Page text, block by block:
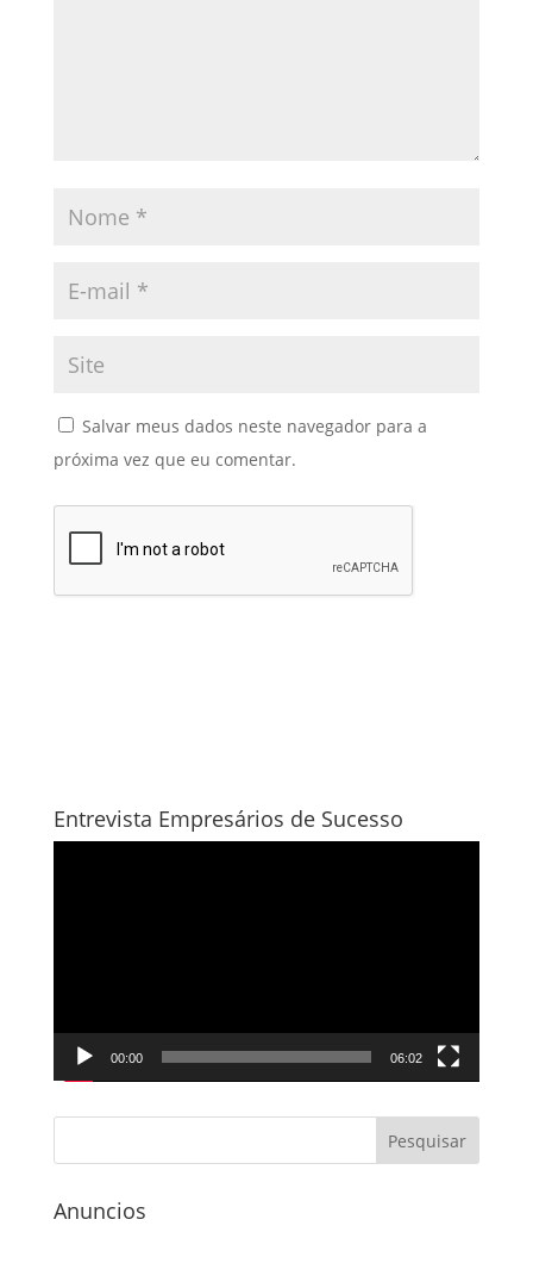
Salvar meus dados neste navegador para a
próxima vez que eu comentar.
Entrevista Empresários de Sucesso
00:00 06:02
Anuncios